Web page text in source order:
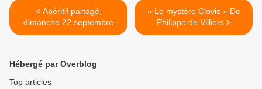
< Apéritif partagé,
dimanche 22 septembre
« Le mystère Clovis » De
Philippe de Villiers >
Hébergé par Overblog
Top articles